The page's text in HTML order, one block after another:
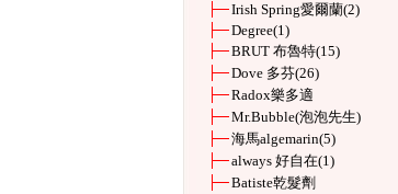
Irish Spring愛爾蘭(2)
Degree(1)
BRUT 布魯特(15)
Dove 多芬(26)
Radox樂多適
Mr.Bubble(泡泡先生)
海馬algemarin(5)
always 好自在(1)
Batiste乾髮劑